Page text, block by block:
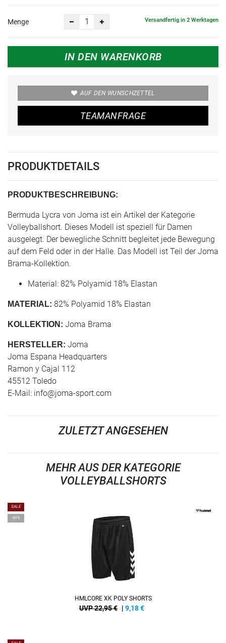
Menge Versandfertig in 2 Werktagen
IN DEN WARENKORB
AUF DEN WUNSCHZETTEL
TEAMANFRAGE
PRODUKTDETAILS
PRODUKTBESCHREIBUNG:
Bermuda Lycra von Joma ist ein Artikel der Kategorie
Volleyballshort. Dieses Modell ist speziell für Damen
ausgelegt. Der bewegliche Schnitt begleitet jede Bewegung
auf dem Feld oder in der Halle. Das Modell ist Teil der Joma
Brama-Kollektion.
Material: 82% Polyamid 18% Elastan
MATERIAL: 82% Polyamid 18% Elastan
KOLLEKTION: Joma Brama
HERSTELLER: Joma
Joma Espana Headquarters
Ramon y Cajal 112
45512 Toledo
E-Mail: info@joma-sport.com
ZULETZT ANGESEHEN
MEHR AUS DER KATEGORIE
VOLLEYBALLSHORTS
SALE
-60%
HMLCORE XK POLY SHORTS
UVP 22,95 € | 9,18€